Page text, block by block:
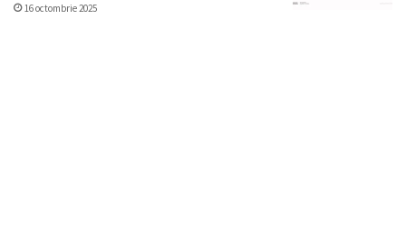
16 octombrie 2025